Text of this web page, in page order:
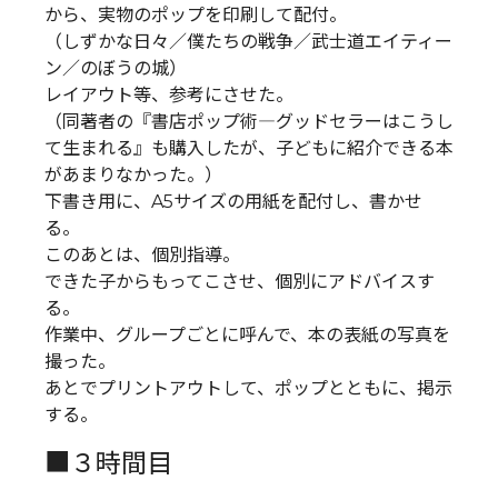
から、実物のポップを印刷して配付。
（しずかな日々／僕たちの戦争／武士道エイティー
ン／のぼうの城）
レイアウト等、参考にさせた。
（同著者の『書店ポップ術―グッドセラーはこうし
て生まれる』も購入したが、子どもに紹介できる本
があまりなかった。）
下書き用に、A5サイズの用紙を配付し、書かせ
る。
このあとは、個別指導。
できた子からもってこさせ、個別にアドバイスす
る。
作業中、グループごとに呼んで、本の表紙の写真を
撮った。
あとでプリントアウトして、ポップとともに、掲示
する。
■３時間目